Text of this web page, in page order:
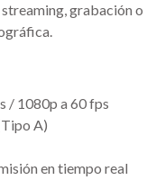
grabación o
/ 1080p a 60 fps
A)
en tiempo real